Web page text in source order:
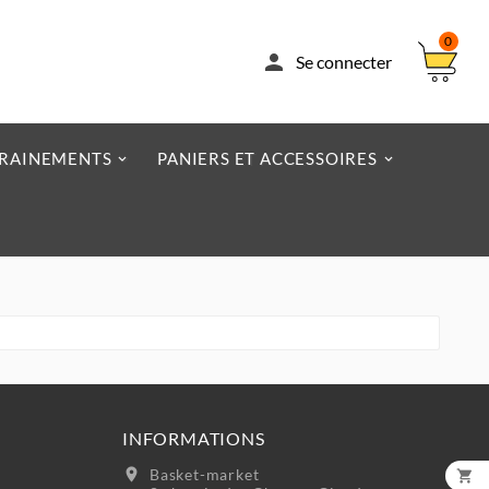
 Se connecter
0
PANIERS ET ACCESSOIRES
INFORMATIONS
location_on
Basket-market
